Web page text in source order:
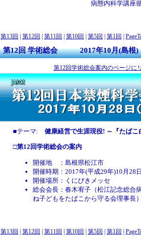
病態内科学講座循環
第13回 第12回 第11回 第10回 第5回 第1回
第12回 学術総会 2017年10月(島根)
第12回学術総会案内のページに
■テーマ: 健康経営で生涯現役! ～『たば
□第12回学術総会の案内
開催地 ：島根県松江市
開催時期：2017年(平成29年)10月28
開催場所：くにびきメッセ
総会会長：春木宥子（松江記念総合
ね子どもをたばこから守る会理事長）
第13回 第12回 第11回 第10回 第5回 第1回